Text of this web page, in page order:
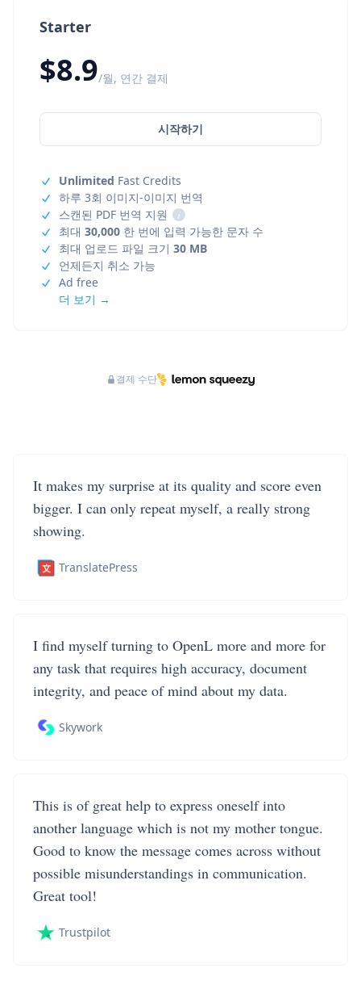
Starter
$8.9/월, 연간 결제
시작하기
Unlimited Fast Credits
하루 3회 이미지-이미지 번역
스캔된 PDF 번역 지원
i
최대 30,000 한 번에 입력 가능한 문자 수
최대 업로드 파일 크기 30 MB
언제든지 취소 가능
Ad free
더 보기 →
결제 수단
It makes my surprise at its quality and score even
bigger. I can only repeat myself, a really strong
showing.
TranslatePress
I find myself turning to OpenL more and more for
any task that requires high accuracy, document
integrity, and peace of mind about my data.
Skywork
This is of great help to express oneself into
another language which is not my mother tongue.
Good to know the message comes across without
possible misunderstandings in communication.
Great tool!
Trustpilot